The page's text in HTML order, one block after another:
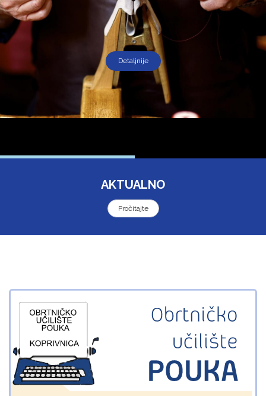
Detaljnije
AKTUALNO
Pročitajte